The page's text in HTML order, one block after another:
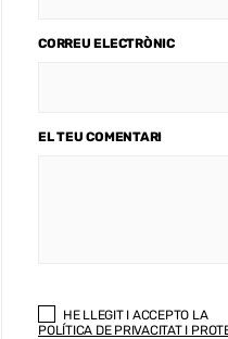
CORREU ELECTRÒNIC
EL TEU COMENTARI
HE LLEGIT I ACCEPTO LA
POLÍTICA DE PRIVACITAT I